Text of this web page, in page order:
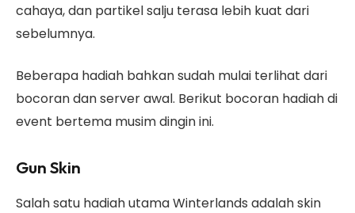
cahaya, dan partikel salju terasa lebih kuat dari
sebelumnya.
Beberapa hadiah bahkan sudah mulai terlihat dari
bocoran dan server awal. Berikut bocoran hadiah di
event bertema musim dingin ini.
Gun Skin
Salah satu hadiah utama Winterlands adalah skin